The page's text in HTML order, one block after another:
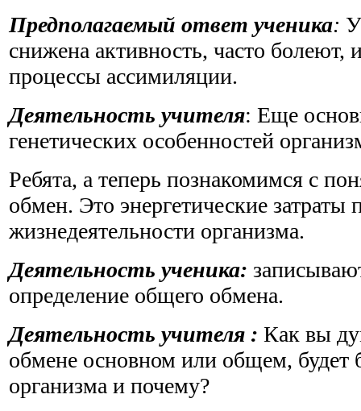
Предполагаемый ответ ученика:
снижена активность, часто болеют,
процессы ассимиляции.
Деятельность учителя: Еще
генетических особенностей
Ребята, а теперь познакомимся с
обмен. Это энергетические затраты
жизнедеятельности организма.
Деятельность ученика:
определение общего обмена.
Деятельность учителя : Как вы
обмене основном или общем, будет
организма и почему?